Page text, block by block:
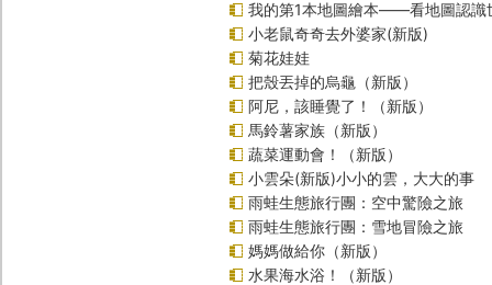
我的第1本地圖繪本――看地圖認識
小老鼠奇奇去外婆家(新版)
菊花娃娃
把殼丟掉的烏龜（新版）
阿尼，該睡覺了！（新版）
馬鈴薯家族（新版）
蔬菜運動會！（新版）
小雲朵(新版)小小的雲，大大的事
雨蛙生態旅行團：空中驚險之旅
雨蛙生態旅行團：雪地冒險之旅
媽媽做給你（新版）
水果海水浴！（新版）